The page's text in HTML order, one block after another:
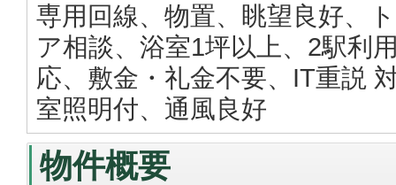
専用回線、物置、眺望良好、
ア相談、浴室1坪以上、2駅利
応、敷金・礼金不要、IT重説
室照明付、通風良好
物件概要